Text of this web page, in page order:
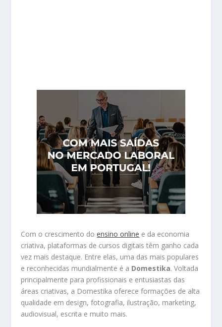
Com o crescimento doensino online e da economia
criativa, plataformas de cursos digitais têm ganho cada
vez mais destaque. Entre elas, uma das mais populares
e reconhecidas mundialmente é a Domestika. Voltada
principalmente para profissionais e entusiastas das
áreas criativas, a Domestika oferece formações de alta
qualidade em design, fotografia, ilustração, marketing,
audiovisual, escrita e muito mais.